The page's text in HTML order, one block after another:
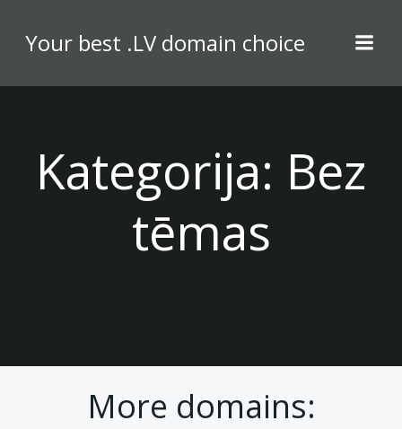
content
Your best .LV domain choice
Kategorija: Bez
tēmas
More domains: